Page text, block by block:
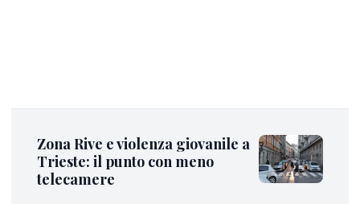
Zona Rive e violenza giovanile a
Trieste: il punto con meno
telecamere